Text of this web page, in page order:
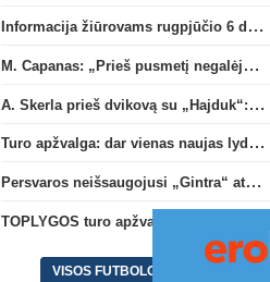
Informacija žiūrovams rugpjūčio 6 d. UEFA rungtynėms
M. Capanas: „Prieš pusmetį negalėjau net įsivaizduoti, kad žaisime prieš „Hajduk“
A. Skerla prieš dvikovą su „Hajduk“: „Tai kito kalibro komanda“
Turo apžvalga: dar vienas naujas lyderis
Persvaros neišsaugojusi „Gintra“ atrankos pusfinalyje nusileido Škotijos čempionėms
VISOS FUTBOLO NAUJIENOS